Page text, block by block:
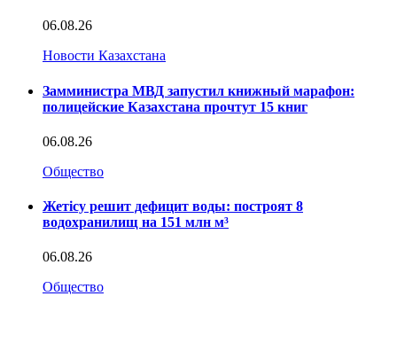
06.08.26
Новости Казахстана
Замминистра МВД запустил книжный марафон:
полицейские Казахстана прочтут 15 книг
06.08.26
Общество
Жетісу решит дефицит воды: построят 8
водохранилищ на 151 млн м³
06.08.26
Общество